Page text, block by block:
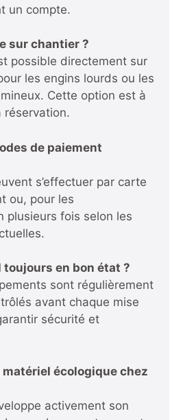
un compte.
sur chantier ?
possible directement sur
les engins lourds ou les
Cette option est à
réservation.
de paiement
s’effectuer par carte
ou, pour les
plusieurs fois selon les
en bon état ?
sont régulièrement
avant chaque mise
sécurité et
écologique chez
activement son